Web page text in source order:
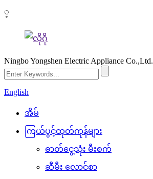
့
Ningbo Yongshen Electric Appliance Co.,Ltd.
English
အိမ်
ကြယ်ပွင့်ထုတ်ကုန်များ
ဓာတ်ငွေ့သုံး မီးစက်
ဆီမီး လောင်စာ